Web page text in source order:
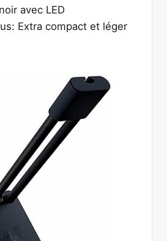
noir avec LED
Extra compact et léger